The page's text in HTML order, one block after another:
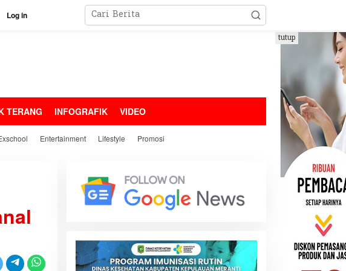
Log in
TERANG INFOGRAFIK VIDEO
Entertainment Lifestyle Promosi
tutup